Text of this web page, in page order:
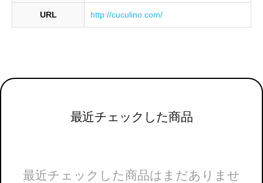
URL http://cuculino.com/
最近チェックした商品
最近チェックした商品はまだありませ